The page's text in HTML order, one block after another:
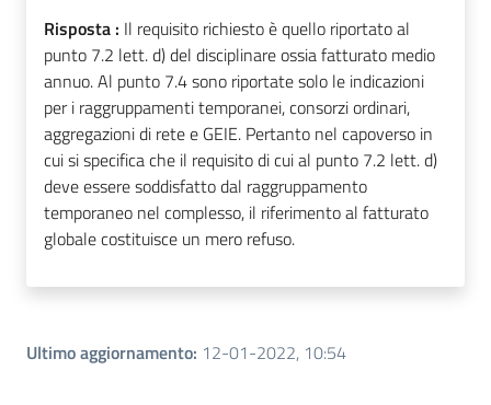
Risposta : Il requisito richiesto è quello riportato al
punto 7.2 lett. d) del disciplinare ossia fatturato medio
annuo. Al punto 7.4 sono riportate solo le indicazioni
per i raggruppamenti temporanei, consorzi ordinari,
aggregazioni di rete e GEIE. Pertanto nel capoverso in
cui si specifica che il requisito di cui al punto 7.2 lett. d)
deve essere soddisfatto dal raggruppamento
temporaneo nel complesso, il riferimento al fatturato
globale costituisce un mero refuso.
Ultimo aggiornamento: 12-01-2022, 10:54